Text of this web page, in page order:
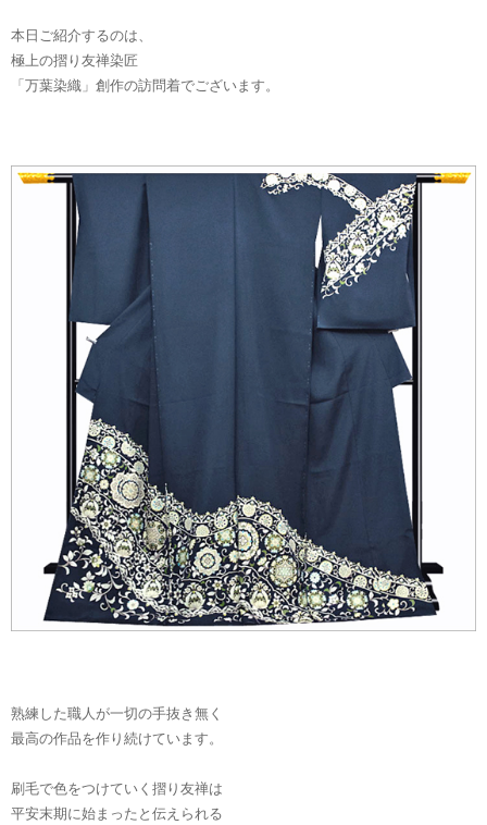
本日ご紹介するのは、
極上の摺り友禅染匠
「万葉染織」創作の訪問着でございます。
熟練した職人が一切の手抜き無く
最高の作品を作り続けています。
刷毛で色をつけていく摺り友禅は
平安末期に始まったと伝えられる